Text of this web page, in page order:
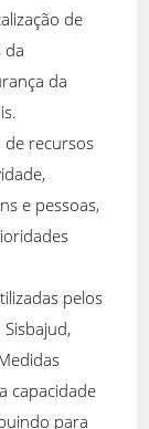
de
da
da
de recursos
e pessoas,
pelos
capacidade
para